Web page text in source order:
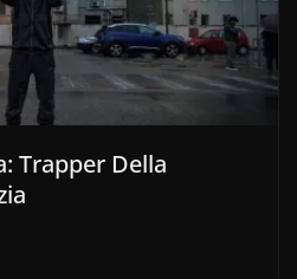
Trapper Della